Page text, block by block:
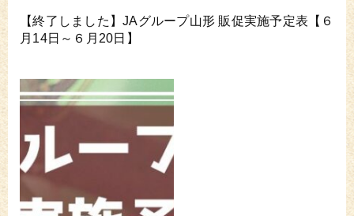
【終了しました】JAグループ山形 販促実施予定表【６
月14日～６月20日】